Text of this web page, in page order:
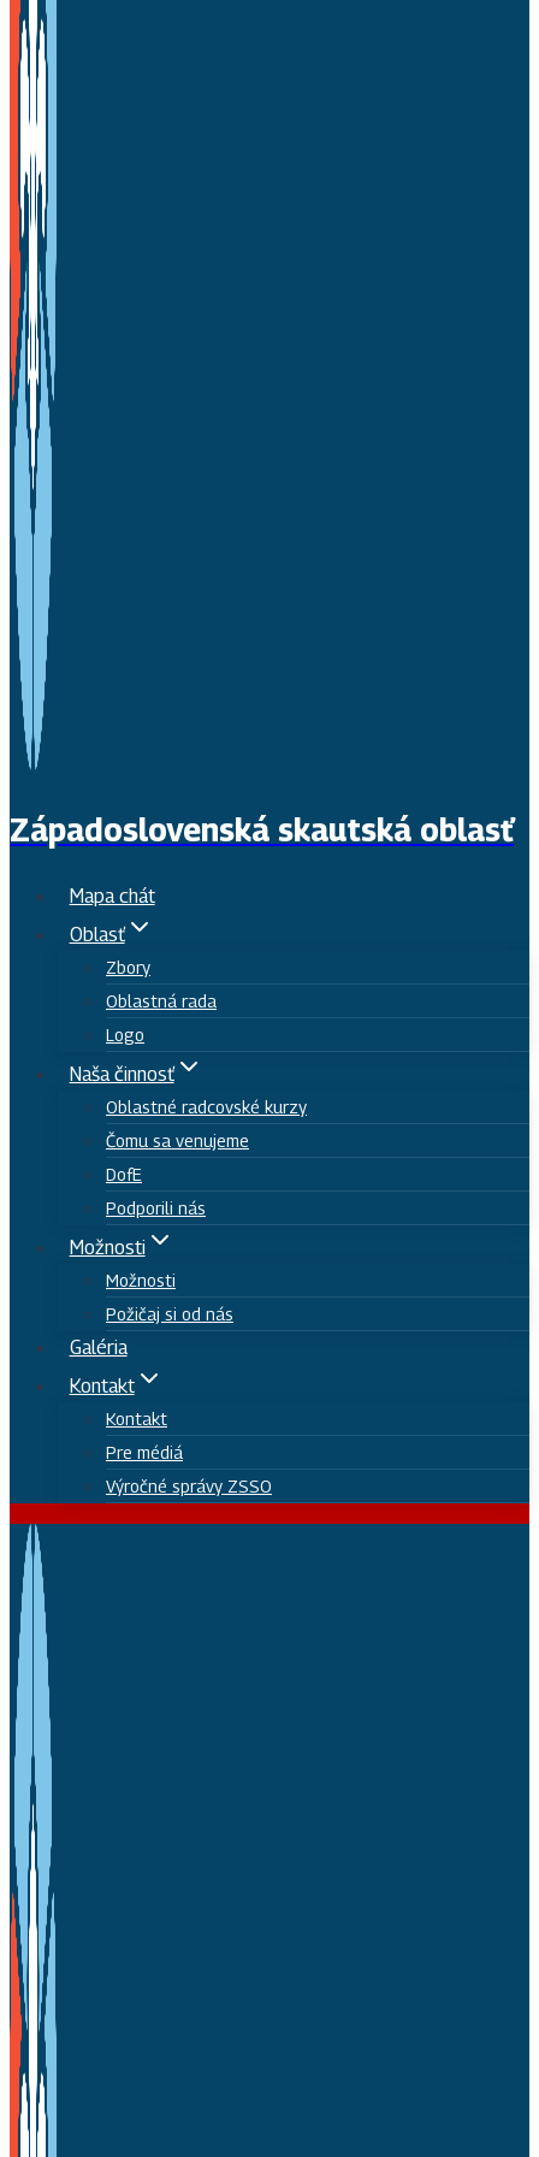
Západoslovenská skautská oblasť
Mapa chát
Oblasť
Zbory
Oblastná rada
Logo
Naša činnosť
Oblastné radcovské kurzy
Čomu sa venujeme
DofE
Podporili nás
Možnosti
Možnosti
Požičaj si od nás
Galéria
Kontakt
Kontakt
Pre médiá
Výročné správy ZSSO